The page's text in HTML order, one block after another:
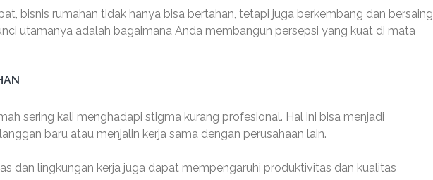
bisnis rumahan tidak hanya bisa bertahan, tetapi juga berkembang dan bersaing
utamanya adalah bagaimana Anda membangun persepsi yang kuat di mata
sering kali menghadapi stigma kurang profesional. Hal ini bisa menjadi
baru atau menjalin kerja sama dengan perusahaan lain.
dan lingkungan kerja juga dapat mempengaruhi produktivitas dan kualitas